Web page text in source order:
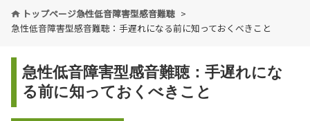
トップページ急性低音障害型感音難聴
急性低音障害型感音難聴：手遅れになる前に知っておくべきこと
急性低音障害型感音難聴：手遅れにな
る前に知っておくべきこと